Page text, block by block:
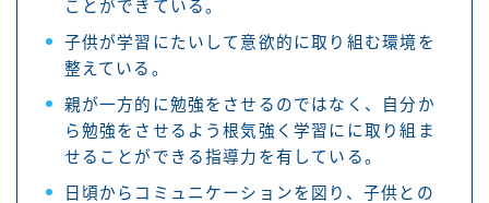
ことができている。
子供が学習にたいして意欲的に取り組む環境を
整えている。
親が一方的に勉強をさせるのではなく、自分か
ら勉強をさせるよう根気強く学習にに取り組ま
せることができる指導力を有している。
日頃からコミュニケーションを図り、子供との